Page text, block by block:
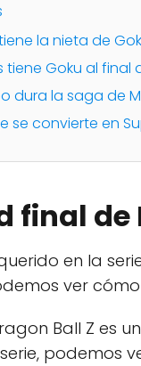
la nieta de
Goku al final
dura la saga de
se convierte en
final de
en la
ver
Ball Z es
podemos